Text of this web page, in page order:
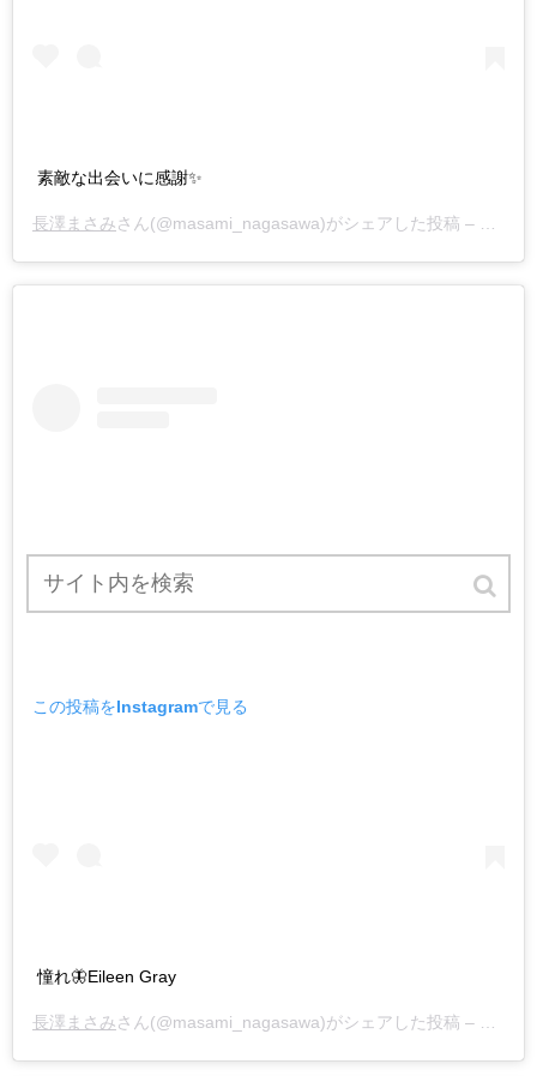
素敵な出会いに感謝✨
長澤まさみさん(@masami_nagasawa)がシェアした投稿 – 2019
この投稿をInstagramで見る
憧れ🦋Eileen Gray
長澤まさみさん(@masami_nagasawa)がシェアした投稿 –